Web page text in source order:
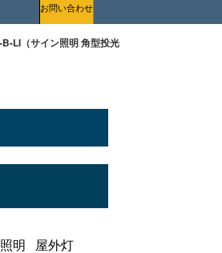
くためにお問い合わせ
LI（サイン照明 角型投光器 HW-S）
明 屋外灯